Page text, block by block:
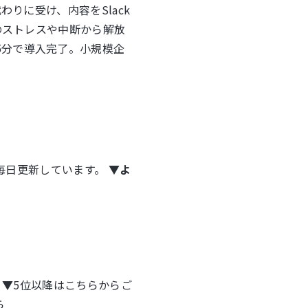
りに受け、内容をSlack
トレスや中断から解放
で導入完了。小規模企
更新しています。 ▼よ
位以降はこちらからご